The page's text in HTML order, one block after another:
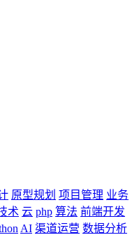
原型规划 项目管理 业务
术 云 php 算法 前端开发
AI 渠道运营 数据分析